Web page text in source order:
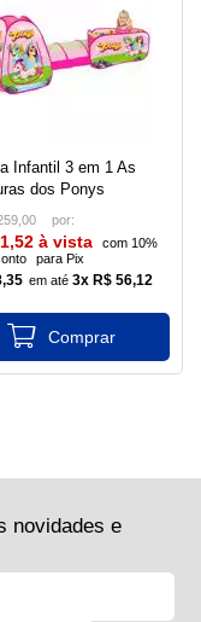
Infantil 3 em 1 As
dos Ponys
3x R$ 56,12
à vista
com 10%
para Pix
novidades e